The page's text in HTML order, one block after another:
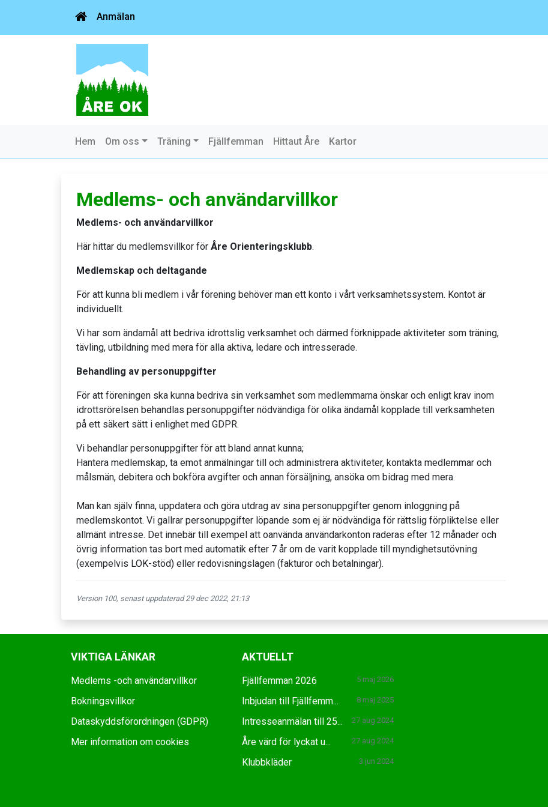
Anmälan
Hem Om oss Träning Fjällfemman Hittaut Åre Kartor
Medlems- och användarvillkor
Medlems- och användarvillkor
Här hittar du medlemsvillkor för Åre Orienteringsklubb.
Medlemskap och deltagande
För att kunna bli medlem i vår förening behöver man ett konto i vårt verksamhetssystem. Kontot är
individuellt.
Vi har som ändamål att bedriva idrottslig verksamhet och därmed förknippade aktiviteter som träning,
tävling, utbildning med mera för alla aktiva, ledare och intresserade.
Behandling av personuppgifter
För att föreningen ska kunna bedriva sin verksamhet som medlemmarna önskar och enligt krav inom
idrottsrörelsen behandlas personuppgifter nödvändiga för olika ändamål kopplade till verksamheten
på ett säkert sätt i enlighet med GDPR.
Vi behandlar personuppgifter för att bland annat kunna;
Hantera medlemskap, ta emot anmälningar till och administrera aktiviteter, kontakta medlemmar och
målsmän, debitera och bokföra avgifter och annan försäljning, ansöka om bidrag med mera.
Man kan själv finna, uppdatera och göra utdrag av sina personuppgifter genom inloggning på
medlemskontot. Vi gallrar personuppgifter löpande som ej är nödvändiga för rättslig förpliktelse eller
allmänt intresse. Det innebär till exempel att oanvända användarkonton raderas efter 12 månader och
övrig information tas bort med automatik efter 7 år om de varit kopplade till myndighetsutövning
(exempelvis LOK-stöd) eller redovisningslagen (fakturor och betalningar).
Version 100, senast uppdaterad 29 dec 2022, 21:13
VIKTIGA LÄNKAR
Medlems -och användarvillkor
Bokningsvillkor
Dataskyddsförordningen (GDPR)
Mer information om cookies
AKTUELLT
Fjällfemman 2026 5 maj 2026
Inbjudan till Fjällfemm... 8 maj 2025
Intresseanmälan till 25... 27 aug 2024
Åre värd för lyckat u... 27 aug 2024
Klubbkläder 3 jun 2024